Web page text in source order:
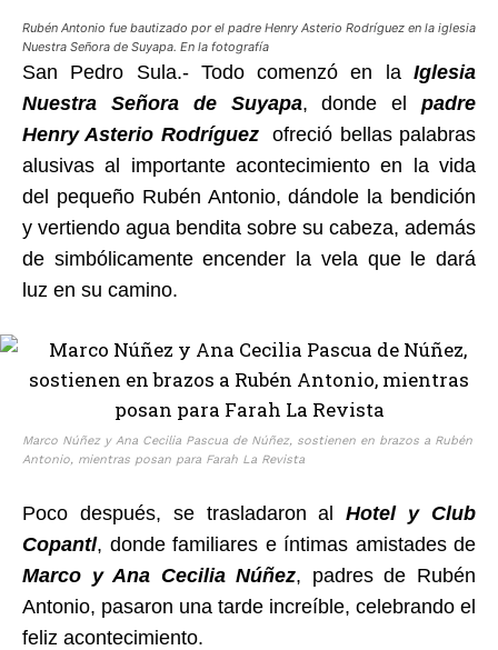
Rubén Antonio fue bautizado por el padre Henry Asterio Rodríguez en la iglesia
Nuestra Señora de Suyapa. En la fotografía
San Pedro Sula.- Todo comenzó en la Iglesia
Nuestra Señora de Suyapa, donde el padre
Henry Asterio Rodríguezofreció bellas palabras
alusivas al importante acontecimiento en la vida
del pequeño Rubén Antonio, dándole la bendición
y vertiendo agua bendita sobre su cabeza, además
de simbólicamente encender la vela que le dará
luz en su camino.
Marco Núñez y Ana Cecilia Pascua de Núñez, sostienen en brazos a Rubén
Antonio, mientras posan para Farah La Revista
Poco después, se trasladaron alHotel y Club
Copantl, donde familiares e íntimas amistades de
Marco y Ana Cecilia Núñez, padres de Rubén
Antonio, pasaron una tarde increíble, celebrando el
feliz acontecimiento.